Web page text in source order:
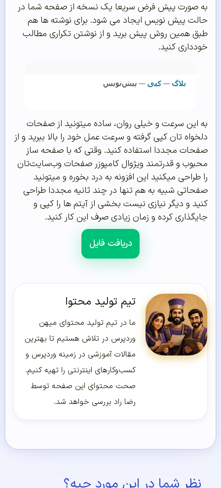
به صورت پیش فرض سریعا یک نسخه از صفحه شما در
حالت پیش نویس ایجاد می شود. برای نوشته ها هم
طبق همین روش پیش برید و از نوشتن تکراری مطالب
خودداری کنید.
به این سرعت و خیلی روان، ساده میتونید از صفحات
دلخواه تان کپی گرفته و سرعت عمل خود را بالا ببرید و از
صفحات مجددا استفاده کنید. وقتی که با صفحه ساز
محبوب و قدرتمند ویژوال کامپوزر صفحات وب‌سایت‌تان
را طراحی میکنید این افزونه به درد بخوره و میتونید
صفحاتی شبیه به هم تنها در چند ثانیه مجددا طراحی
کنید و دیگر نیازی نیست بخشی از آیتم ها را کپی و
جایگذاری کرده و زمان زیادی صرف این کار کنید.
دریافت فایل
تیم تولید محتوا
ما در تیم تولید محتوای میهن
وردپرس در تلاش هستیم تا بهترین
مقالات آموزشی در زمینه وردپرس و
کسب‌و‌کارهای اینترنتی را تهیه کنیم.
صحت محتوای این صفحه توسط
رضا راد بررسی خواهد شد.